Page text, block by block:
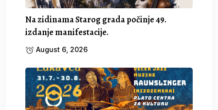
Na zidinama Starog grada počinje 49.
izdanje manifestacije.
August 6, 2026